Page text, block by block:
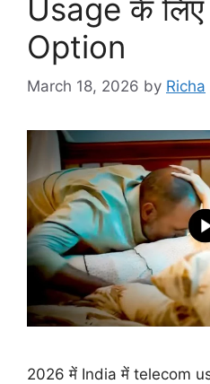
Usage के
Option
March 18, 2026 by Richa
2026 में India में telecom